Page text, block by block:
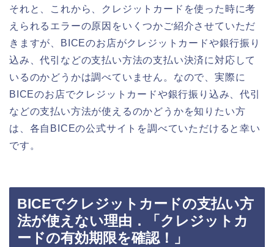
それと、これから、クレジットカードを使った時に考
えられるエラーの原因をいくつかご紹介させていただ
きますが、BICEのお店がクレジットカードや銀行振り
込み、代引などの支払い方法の支払い決済に対応して
いるのかどうかは調べていません。なので、実際に
BICEのお店でクレジットカードや銀行振り込み、代引
などの支払い方法が使えるのかどうかを知りたい方
は、各自BICEの公式サイトを調べていただけると幸い
です。
BICEでクレジットカードの支払い方
法が使えない理由．「クレジットカ
ードの有効期限を確認！」